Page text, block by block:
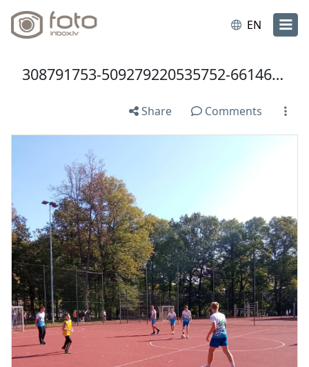
EN
308791753-509279220535752-6614699519008529665-n.jpg
Share Comments